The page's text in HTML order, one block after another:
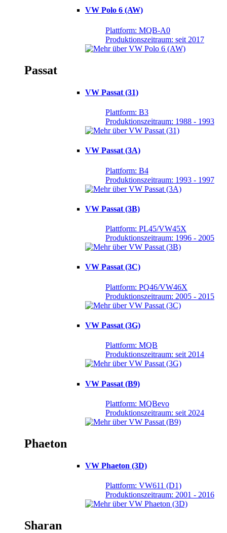
VW Polo 6 (AW)
Plattform: MQB-A0
Produktionszeitraum: seit 2017
Passat
VW Passat (31)
Plattform: B3
Produktionszeitraum: 1988 - 1993
VW Passat (3A)
Plattform: B4
Produktionszeitraum: 1993 - 1997
VW Passat (3B)
Plattform: PL45/VW45X
Produktionszeitraum: 1996 - 2005
VW Passat (3C)
Plattform: PQ46/VW46X
Produktionszeitraum: 2005 - 2015
VW Passat (3G)
Plattform: MQB
Produktionszeitraum: seit 2014
VW Passat (B9)
Plattform: MQBevo
Produktionszeitraum: seit 2024
Phaeton
VW Phaeton (3D)
Plattform: VW611 (D1)
Produktionszeitraum: 2001 - 2016
Sharan